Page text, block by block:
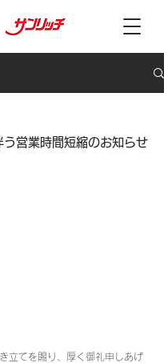
う営業時間短縮のお知らせ
立てを賜り、厚く御礼申しあげ